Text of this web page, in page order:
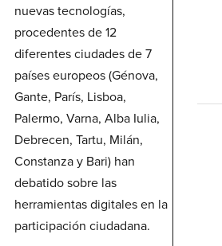
nuevas tecnologías,
procedentes de 12
diferentes ciudades de 7
países europeos (Génova,
Gante, París, Lisboa,
Palermo, Varna, Alba Iulia,
Debrecen, Tartu, Milán,
Constanza y Bari) han
debatido sobre las
herramientas digitales en la
participación ciudadana.